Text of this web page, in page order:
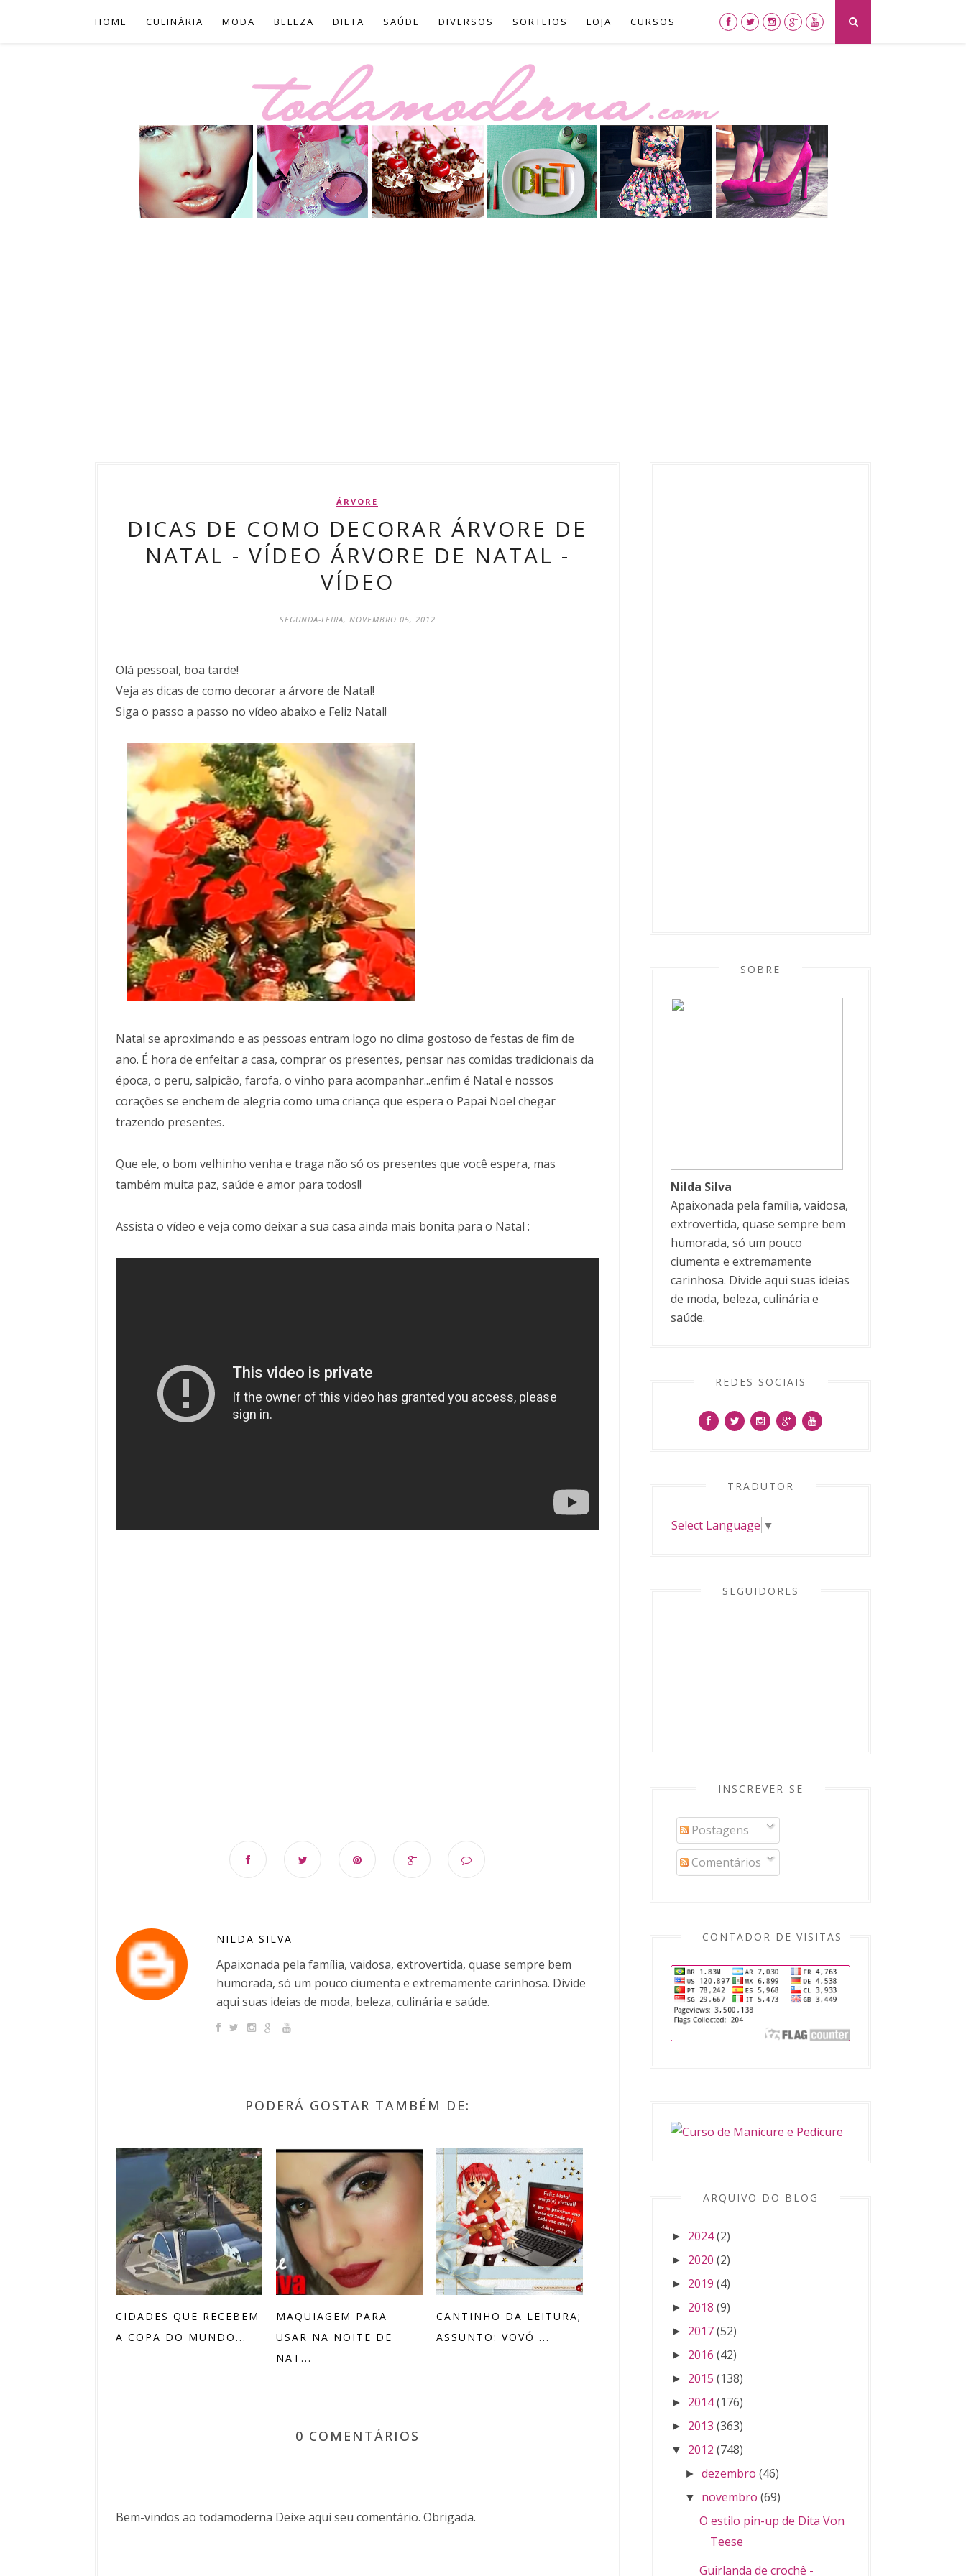
HOME CULINÁRIA MODA BELEZA DIETA SAÚDE DIVERSOS SORTEIOS LOJA CURSOS
ÁRVORE
DICAS DE COMO DECORAR ÁRVORE DE
NATAL - VÍDEO ÁRVORE DE NATAL -
VÍDEO
SEGUNDA-FEIRA, NOVEMBRO 05, 2012
Olá pessoal, boa tarde!
Veja as dicas de como decorar a árvore de Natal!
Siga o passo a passo no vídeo abaixo e Feliz Natal!
Natal se aproximando e as pessoas entram logo no clima gostoso de festas de fim de
ano. É hora de enfeitar a casa, comprar os presentes, pensar nas comidas tradicionais da
época, o peru, salpicão, farofa, o vinho para acompanhar...enfim é Natal e nossos
corações se enchem de alegria como uma criança que espera o Papai Noel chegar
trazendo presentes.
Que ele, o bom velhinho venha e traga não só os presentes que você espera, mas
também muita paz, saúde e amor para todos!!
Assista o vídeo e veja como deixar a sua casa ainda mais bonita para o Natal :
NILDA SILVA
Apaixonada pela família, vaidosa, extrovertida, quase sempre bem
humorada, só um pouco ciumenta e extremamente carinhosa. Divide
aqui suas ideias de moda, beleza, culinária e saúde.
PODERÁ GOSTAR TAMBÉM DE:
CIDADES QUE RECEBEM
A COPA DO MUNDO...
MAQUIAGEM PARA
USAR NA NOITE DE
NAT...
CANTINHO DA LEITURA;
ASSUNTO: VOVÓ ...
0 COMENTÁRIOS
Bem-vindos ao todamoderna Deixe aqui seu comentário. Obrigada.
SOBRE
Nilda Silva
Apaixonada pela família, vaidosa,
extrovertida, quase sempre bem
humorada, só um pouco
ciumenta e extremamente
carinhosa. Divide aqui suas ideias
de moda, beleza, culinária e
saúde.
REDES SOCIAIS
TRADUTOR
Select Language ▼
SEGUIDORES
INSCREVER-SE
Postagens
Comentários
CONTADOR DE VISITAS
ARQUIVO DO BLOG
► 2024(2)
► 2020 (2)
► 2019 (4)
► 2018 (9)
► 2017(52)
► 2016 (42)
► 2015 (138)
► 2014(176)
► 2013 (363)
▼ 2012 (748)
►dezembro (46)
▼ novembro (69)
O estilo pin-up de Dita Von
Teese
Guirlanda de crochê -